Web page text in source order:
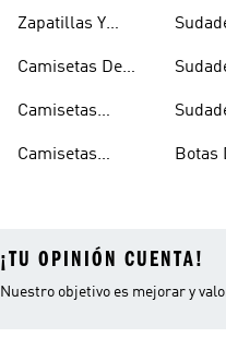
Zapatillas Y
Camisetas De
Camisetas
Camisetas
Botas
¡TU OPINIÓN CUENTA!
Nuestro objetivo es mejorar y